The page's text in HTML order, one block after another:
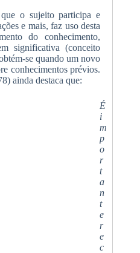
o sujeito participa e
e mais, faz uso desta
do conhecimento,
significativa (conceito
se quando um novo
conhecimentos prévios.
ainda destaca que:
É
i
m
p
o
r
t
a
n
t
e
r
e
c